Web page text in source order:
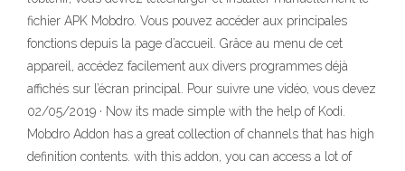
fichier APK Mobdro. Vous pouvez accéder aux principales
fonctions depuis la page d’accueil. Grâce au menu de cet
appareil, accédez facilement aux divers programmes déjà
affichés sur l’écran principal. Pour suivre une vidéo, vous devez
02/05/2019 · Now its made simple with the help of Kodi.
Mobdro Addon has a great collection of channels that has high
definition contents. with this addon, you can access a lot of